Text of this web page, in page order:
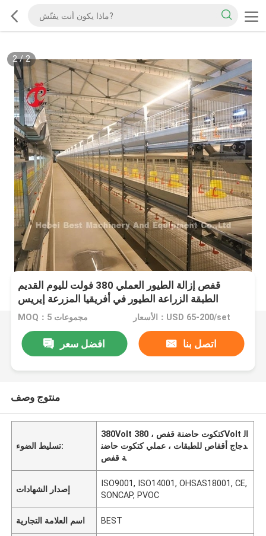
2/2
قفص إزالة الطيور العملي 380 فولت لليوم القديم
الطبقة الزراعة الطيور في أفريقيا المزرعة إيريس
MOQ：5 مجموعات الأسعار：USD 65-200/set
افضل سعر اتصل بنا
منتوج وصف
تسليط الضوء:
380Volt كتكوت حاضنة قفص ، 380Volt ال
دجاج أقفاص للطبقات ، عملي كتكوت حاضن
ة قفص
إصدار الشهادات
ISO9001, ISO14001, OHSAS18001, CE,
SONCAP, PVOC
اسم العلامة التجارية BEST